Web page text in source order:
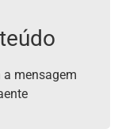
mensagem